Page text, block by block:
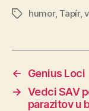
Značkyhumor, Tapír,
←
Genius Loci
→ Vedci SAV
parazitov u